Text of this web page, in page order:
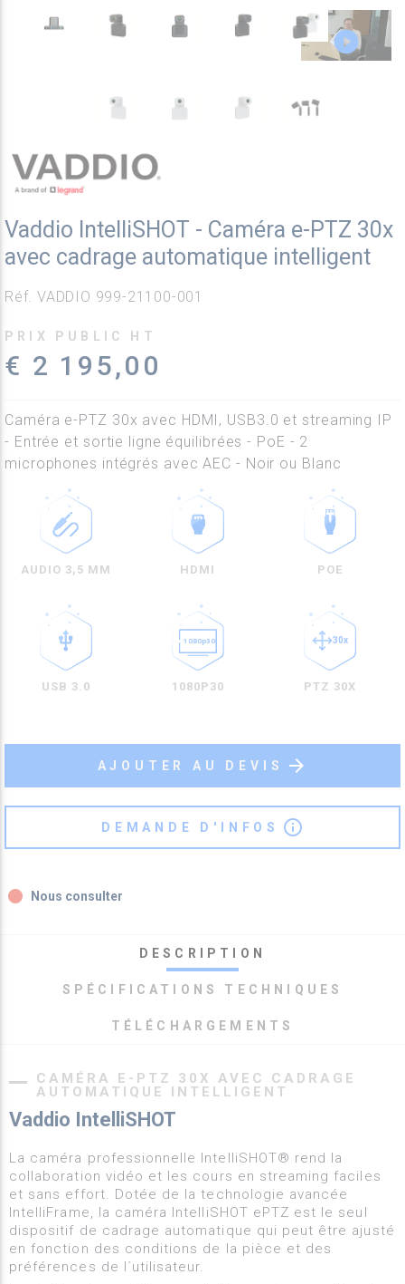
Vaddio IntelliSHOT - Caméra e-PTZ 30x
avec cadrage automatique intelligent
Réf. VADDIO 999-21100-001
PRIX PUBLIC HT
€ 2 195,00
Caméra e-PTZ 30x avec HDMI, USB3.0 et streaming IP
- Entrée et sortie ligne équilibrées - PoE - 2
microphones intégrés avec AEC - Noir ou Blanc
AUDIO 3,5 MM HDMI POE
USB 3.0 1080P30 PTZ 30X
AJOUTER AU DEVIS arrow_forward
DEMANDE D'INFOS info_outline
fiber_manual_record Nous consulter
DESCRIPTION
SPÉCIFICATIONS TECHNIQUES
TÉLÉCHARGEMENTS
CAMÉRA E-PTZ 30X AVEC CADRAGE
AUTOMATIQUE INTELLIGENT
Vaddio IntelliSHOT
La caméra professionnelle IntelliSHOT® rend la
collaboration vidéo et les cours en streaming faciles
et sans effort. Dotée de la technologie avancée
IntelliFrame, la caméra IntelliSHOT ePTZ est le seul
dispositif de cadrage automatique qui peut être ajusté
en fonction des conditions de la pièce et des
préférences de l´utilisateur.